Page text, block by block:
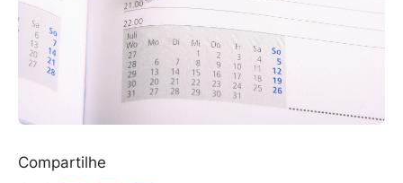
Compartilhe